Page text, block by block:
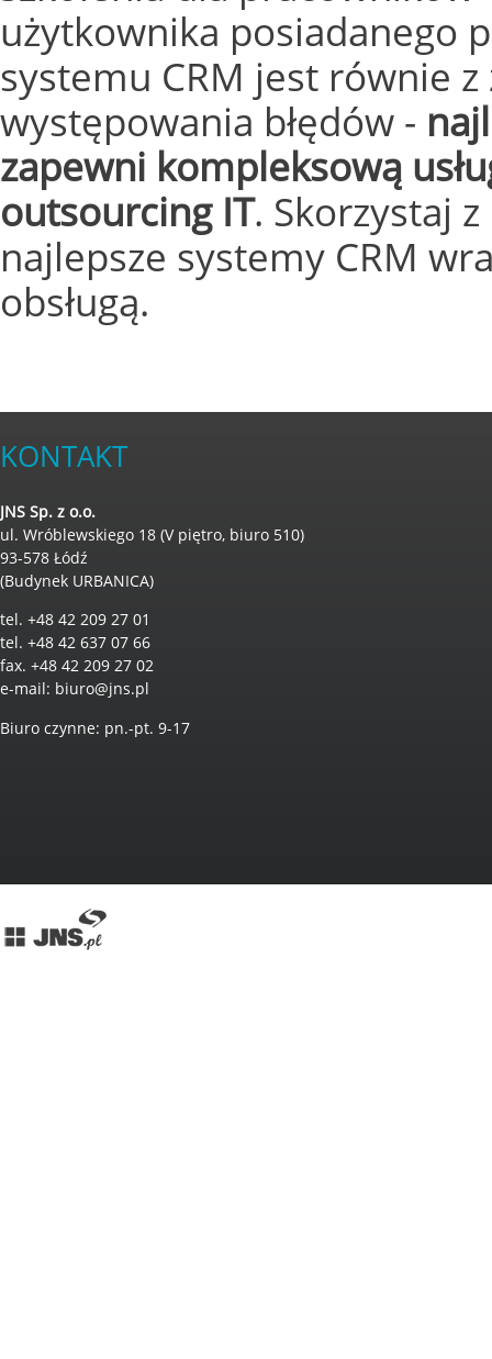
użytkownika posiadanego
systemu CRM jest równie
występowania błędów -
zapewni kompleksową
outsourcing IT. Skorzystaj
najlepsze systemy CRM
obsługą.
KONTAKT
JNS Sp. z o.o.
ul. Wróblewskiego 18 (V piętro, biuro 510)
93-578 Łódź
(Budynek URBANICA)
tel. +48 42 209 27 01
tel. +48 42 637 07 66
fax. +48 42 209 27 02
e-mail: biuro@jns.pl
Biuro czynne: pn.-pt. 9-17